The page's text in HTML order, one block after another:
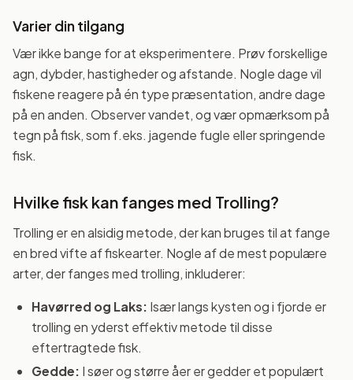
Varier din tilgang
Vær ikke bange for at eksperimentere. Prøv forskellige
agn, dybder, hastigheder og afstande. Nogle dage vil
fiskene reagere på én type præsentation, andre dage
på en anden. Observer vandet, og vær opmærksom på
tegn på fisk, som f.eks. jagende fugle eller springende
fisk.
Hvilke fisk kan fanges med Trolling?
Trolling er en alsidig metode, der kan bruges til at fange
en bred vifte af fiskearter. Nogle af de mest populære
arter, der fanges med trolling, inkluderer:
Havørred og Laks: Især langs kysten og i fjorde er
trolling en yderst effektiv metode til disse
eftertragtede fisk.
Gedde: I søer og større åer er gedder et populært